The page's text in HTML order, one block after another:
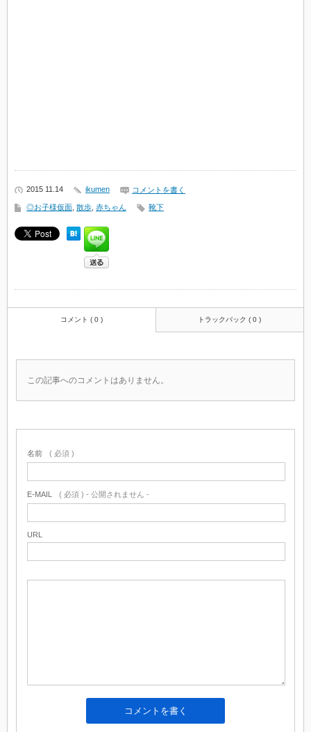
2015 11.14 ikumen コメントを書く
◎お子様仮面 散歩 赤ちゃん 靴下
コメント ( 0 ) トラックバック ( 0 )
この記事へのコメントはありません。
名前 ( 必須 )
E-MAIL ( 必須 ) - 公開されません -
URL